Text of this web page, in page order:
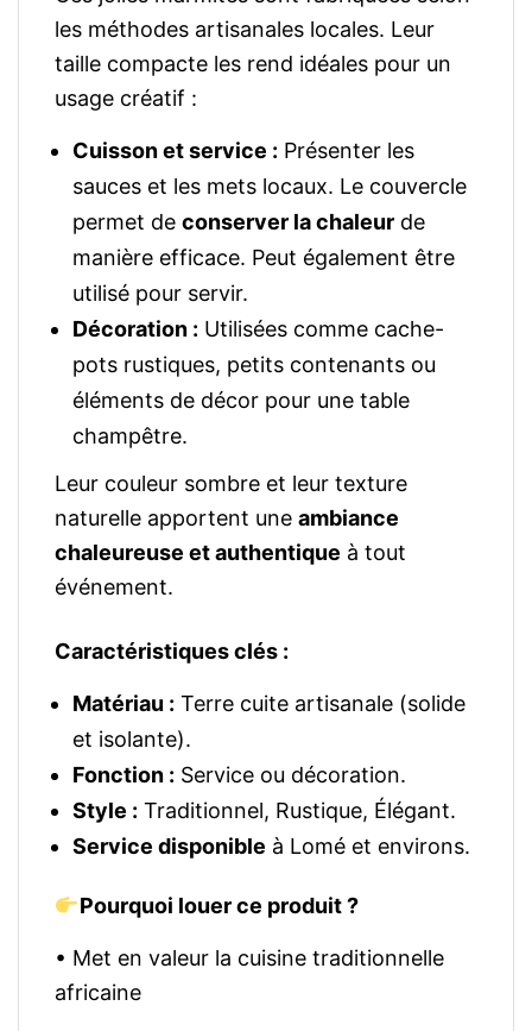
les méthodes artisanales locales. Leur
taille compacte les rend idéales pour un
usage créatif :
Cuisson et service : Présenter les
sauces et les mets locaux. Le couvercle
permet de conserver la chaleur de
manière efficace. Peut également être
utilisé pour servir.
Décoration : Utilisées comme cache-
pots rustiques, petits contenants ou
éléments de décor pour une table
champêtre.
Leur couleur sombre et leur texture
naturelle apportent une ambiance
chaleureuse et authentique à tout
événement.
Caractéristiques clés :
Matériau : Terre cuite artisanale (solide
et isolante).
Fonction : Service ou décoration.
Style : Traditionnel, Rustique, Élégant.
Service disponible à Lomé et environs.
Pourquoi louer ce produit ?
• Met en valeur la cuisine traditionnelle
africaine